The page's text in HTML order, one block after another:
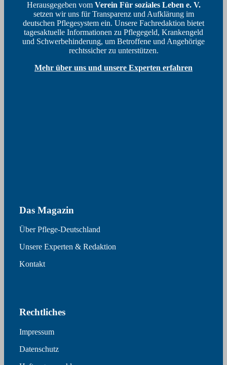
Herausgegeben vom Verein Für soziales Leben e. V.
setzen wir uns für Transparenz und Aufklärung im
deutschen Pflegesystem ein. Unsere Fachredaktion bietet
tagesaktuelle Informationen zu Pflegegeld, Krankengeld
und Schwerbehinderung, um Betroffene und Angehörige
rechtssicher zu unterstützen.
Mehr über uns und unsere Experten erfahren
Das Magazin
Über Pflege-Deutschland
Unsere Experten & Redaktion
Kontakt
Rechtliches
Impressum
Datenschutz